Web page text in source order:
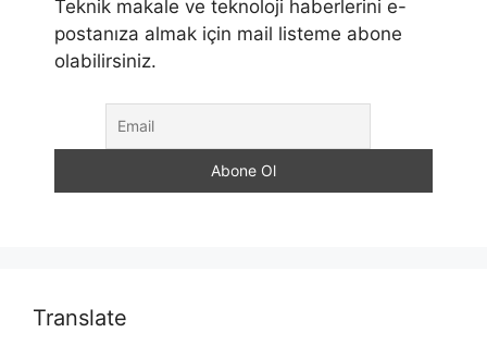
Teknik makale ve teknoloji haberlerini e-
postanıza almak için mail listeme abone
olabilirsiniz.
Translate